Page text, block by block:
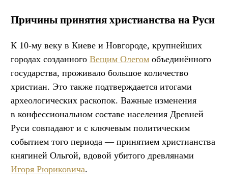
Причины принятия христианства на Руси
К 10-му веку в Киеве и Новгороде, крупнейших
городах созданного Вещим Олегом объединённого
государства, проживало большое количество
христиан. Это также подтверждается итогами
археологических раскопок. Важные изменения
в конфессиональном составе населения Древней
Руси совпадают и с ключевым политическим
событием того периода — принятием христианства
княгиней Ольгой, вдовой убитого древлянами
Игоря Рюриковича.